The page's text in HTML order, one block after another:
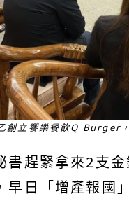
創立饗樂餐飲Q Burger
書趕緊拿來2支
日「增產報國